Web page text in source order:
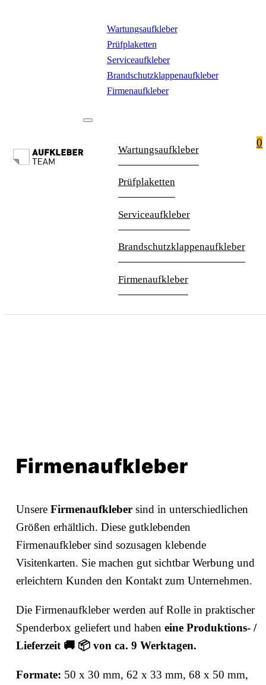
Wartungsaufkleber
Prüfplaketten
Serviceaufkleber
Brandschutzklappenaufkleber
Firmenaufkleber
Wartungsaufkleber
Prüfplaketten
Serviceaufkleber
Brandschutzklappenaufkleber
Firmenaufkleber
0
Firmenaufkleber
Unsere Firmenaufkleber sind in unterschiedlichen
Größen erhältlich. Diese gutklebenden
Firmenaufkleber sind sozusagen klebende
Visitenkarten. Sie machen gut sichtbar Werbung und
erleichtern Kunden den Kontakt zum Unternehmen.
Die Firmenaufkleber werden auf Rolle in praktischer
Spenderbox geliefert und haben eine Produktions- /
Lieferzeit 🚚 📦 von ca. 9 Werktagen.
Formate: 50 x 30 mm, 62 x 33 mm, 68 x 50 mm,